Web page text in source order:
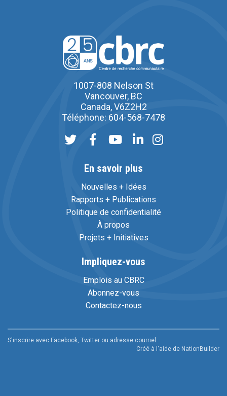
1007-808 Nelson St
Vancouver, BC
Canada, V6Z2H2
Téléphone: 604-568-7478
En savoir plus
Nouvelles + Idées
Rapports + Publications
Politique de confidentialité
À propos
Projets + Initiatives
Impliquez-vous
Emplois au CBRC
Abonnez-vous
Contactez-nous
S'inscrire avec Facebook, Twitter ou adresse courriel
Créé à l'aide de NationBuilder